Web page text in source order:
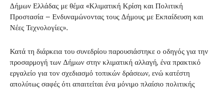
Δήμων Ελλάδας με θέμα «Κλιματική Κρίση και Πολιτική
Προστασία – Ενδυναμώνοντας τους Δήμους με Εκπαίδευση και
Νέες Τεχνολογίες».
Κατά τη διάρκεια του συνεδρίου παρουσιάστηκε ο οδηγός για την
προσαρμογή των Δήμων στην κλιματική αλλαγή, ένα πρακτικό
εργαλείο για τον σχεδιασμό τοπικών δράσεων, ενώ κατέστη
απολύτως σαφές ότι απαιτείται ένα μόνιμο πλαίσιο πολιτικής